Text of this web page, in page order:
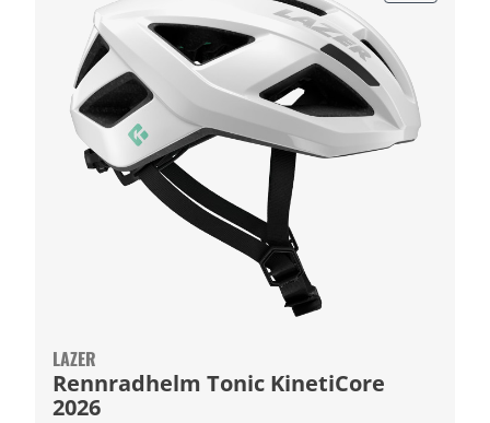
LAZER
Rennradhelm Tonic KinetiCore
2026